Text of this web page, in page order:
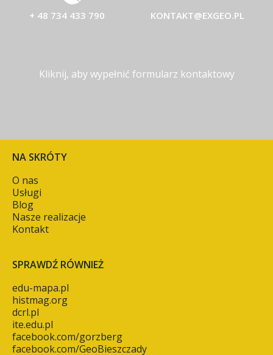
+ 48 734 433 790 KONTAKT@EXGEO.PL
Kliknij, aby wypełnić formularz kontaktowy
NA SKRÓTY
O nas
Usługi
Blog
Nasze realizacje
Kontakt
SPRAWDŹ RÓWNIEŻ
edu-mapa.pl
histmag.org
dcrl.pl
ite.edu.pl
facebook.com/gorzberg
facebook.com/GeoBieszczady